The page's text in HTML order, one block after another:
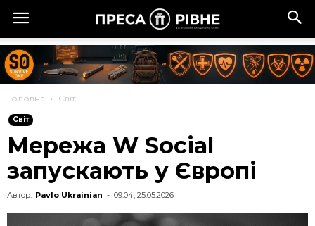
Головна Cвіт
Cвіт
Мережа W Social
запускають у Європі
Автор: Pavlo Ukrainian - 09:04, 25.05.2026